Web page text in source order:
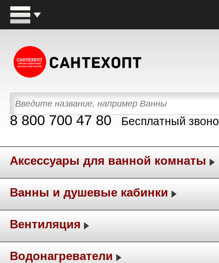
8 800 700 47 80 Бесплатный
Аксессуары для ванной комнаты
Ванны и душевые кабинки
Вентиляция
Водонагреватели